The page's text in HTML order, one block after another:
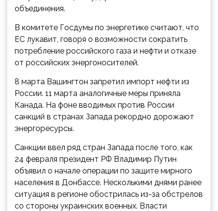
объединения.
В комитете Госдумы по энергетике считают, что
ЕС лукавит, говоря о возможности сократить
потребление российского газа и нефти и отказе
от российских энергоносителей.
8 марта Вашингтон запретил импорт нефти из
России. 11 марта аналогичные меры приняла
Канада. На фоне вводимых против России
санкций в странах Запада рекордно дорожают
энергоресурсы.
Санкции ввел ряд стран Запада после того, как
24 февраля президент РФ Владимир Путин
объявил о начале операции по защите мирного
населения в Донбассе. Несколькими днями ранее
ситуация в регионе обострилась из-за обстрелов
со стороны украинских военных. Власти